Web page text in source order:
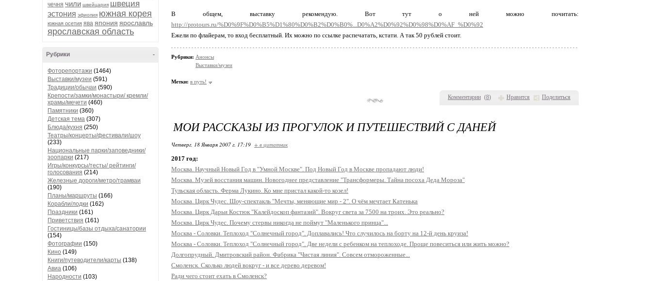
чечня чили швейцария швеция
эстония эфиопия южная корея
южная осетия ява япония ярославль
ярославская область
-
Рубрики
Фоторепортажи (1464)
Выставки/музеи (591)
Традиции/обычаи (590)
Крепости/замки/монастыри/ кремли/
храмы/мечети (460)
Памятники (360)
Детская тема (307)
Блюда/кухня (250)
Театры/концерты/фестивали/шоу
(233)
Национальные парки/заповедники/
зоопарки (217)
Игры/конкурсы/тесты/ рейтинги/
голосования (214)
Железные дороги/метро/трамваи
(190)
Планы/маршруты (166)
Корабли/лодки (162)
Праздники (161)
Приветствия (161)
Гостиницы/базы отдыха/санатории
(154)
Фотографии (150)
Кино (149)
Книги/путеводители/карты (138)
Авиа (106)
Народности (103)
Комментарии (8) Нравится Поделиться
В общем, выставку рекомендую. Вот тут о ней можно почитать:
http://protours.ru/%D0%9F%D0%B5%D1%80%D0%B2%D0%B0%...D0%A2%D0%92%D0%98%D0%AF_%D0%92
Ежели по флайерам, то вход бесплатный. Их можно по ссылке распечатать, кстати. А так 50 рублей стоит.
Рубрики: Анонсы
Выставки/музеи
Метки: в путь!
МОИ РАССКАЗЫ ИЗ ПРОГУЛОК И ПУТЕШЕСТВИЙ С ДАНЕЙ
Четверг, 18 Января 2007 г. 17:19 + в цитатник
2017 год:
Москва. Научный Новый Год в "Умной Москве". Под Новый Год в Москве пропадают люди!
Москва. Музей восстания машин. Новогоднее представление "Трансформеры. Тайна посоха Деда Мороза"
Тульская область. Ферма Лукино. Ко мне пристал какой-то козел!
Москва. Цирк Чудес. Шоу-спектакль "Мечты, меняющие мир - 2". О чём мечтает Катенька
Москва. Цирк Дарьи Костюк "Калейдоскоп фантазий". Вокруг света за 7500 на троих. Это реально?
Москва. Цирк Чудес. Почему стервы никогда не поймут "Маленького принца"...
Москва - Соловки. Теплоход "Солнечный город". Доплавались! Что случилось на борту на 12-й день круиза!
Москва - Соловки. Теплоход "Солнечный город". Две недели с ребенком на теплоходе. Проще повеситься или жить можно?
Долгопрудный. Дмитровский район. Фабрика "Чистая линия". Совсем отмороженные...
Смоленск. Сколько людей вокруг - и все дерево деревом!
Ради чего стоит ехать в Смоленск?